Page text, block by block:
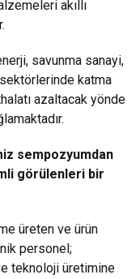
akıllı
savunma sanayi,
sektörlerinde katma
azaltacak yönde
sempozyumdan
görülenleri bir
üreten ve ürün
personel;
teknoloji üretimine